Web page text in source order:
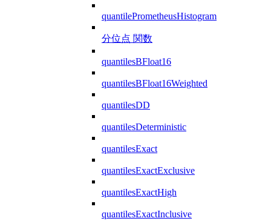
quantilePrometheusHistogram
分位点 関数
quantilesBFloat16
quantilesBFloat16Weighted
quantilesDD
quantilesDeterministic
quantilesExact
quantilesExactExclusive
quantilesExactHigh
quantilesExactInclusive